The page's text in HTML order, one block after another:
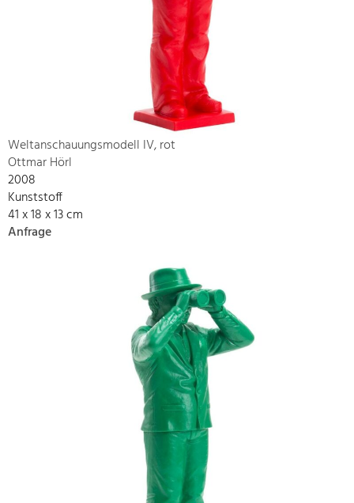
Weltanschauungsmodell IV, rot
Ottmar Hörl
2008
Kunststoff
41 x 18 x 13 cm
Anfrage